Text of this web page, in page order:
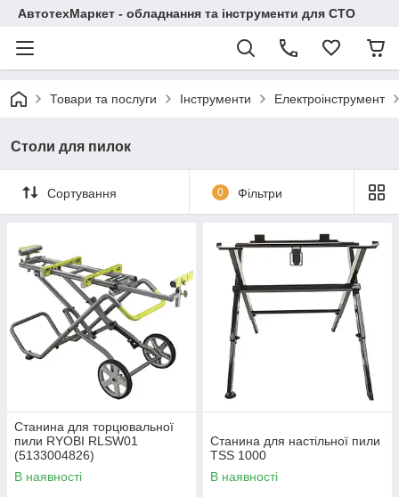
АвтотехМаркет - обладнання та інструменти для СТО
Товари та послуги Інструменти Електроінструмент
Столи для пилок
Сортування 0 Фільтри
Станина для торцювальної
пили RYOBI RLSW01
(5133004826)
В наявності
Станина для настільної пили
TSS 1000
В наявності